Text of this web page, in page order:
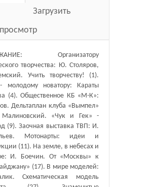
Загрузить
Организатору
творчества: Ю. Столяров,
Учить творчеству! (1).
молодому новатору: Караты
(4). Общественное КБ «М-К»:
Дельтаплан клуба «Вымпел»
«Чук и Гек» -
(9). Заочная выставка ТВП: И.
Мотонарты: идеи и
(11). На земле, в небесах и
И. Боечин. От «Москвы» к
(17). В мире моделей:
Схематическая модель